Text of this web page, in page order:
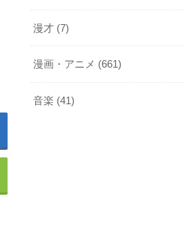
漫才 (7)
漫画・アニメ (661)
音楽 (41)